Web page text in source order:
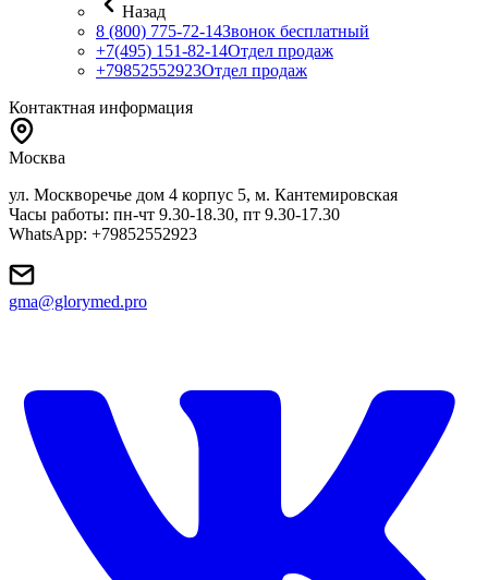
Назад
8 (800) 775-72-14Звонок бесплатный
+7(495) 151-82-14Отдел продаж
+79852552923Отдел продаж
Контактная информация
Москва
ул. Москворечье дом 4 корпус 5, м. Кантемировская
Часы работы: пн-чт 9.30-18.30, пт 9.30-17.30
WhatsApp: +79852552923
gma@glorymed.pro